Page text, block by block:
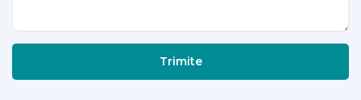
Trimite